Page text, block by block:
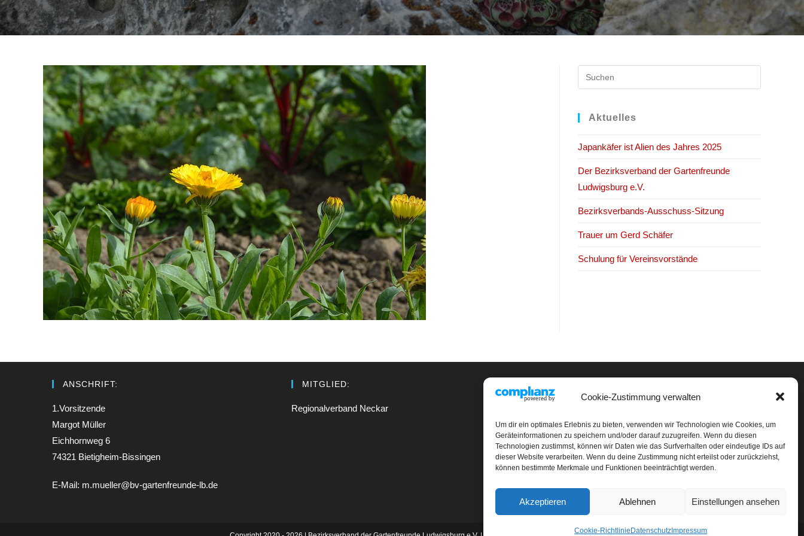
Cookie-Zustimmung verwalten
Um dir ein optimales Erlebnis zu bieten, verwenden wir Technologien wie Cookies, um
Geräteinformationen zu speichern und/oder darauf zuzugreifen. Wenn du diesen
Technologien zustimmst, können wir Daten wie das Surfverhalten oder eindeutige IDs auf
dieser Website verarbeiten. Wenn du deine Zustimmung nicht erteilst oder zurückziehst,
können bestimmte Merkmale und Funktionen beeinträchtigt werden.
Akzeptieren Ablehnen Einstellungen ansehen
Cookie-Richtlinie DatenschutzImpressum
Escape
Aktuelles
Japankäfer ist Alien des Jahres 2025
Der Bezirksverband der Gartenfreunde
Ludwigsburg e.V.
Bezirksverbands-Ausschuss-Sitzung
Trauer um Gerd Schäfer
Schulung für Vereinsvorstände
ANSCHRIFT:
1.Vorsitzende
Margot Müller
Eichhornweg 6
74321 Bietigheim-Bissingen
E-Mail: m.mueller@bv-gartenfreunde-lb.de
MITGLIED:
Regionalverband Neckar
Impressum
Datenschutz